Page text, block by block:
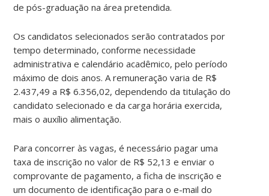
de pós-graduação na área pretendida.
Os candidatos selecionados serão contratados por
tempo determinado, conforme necessidade
administrativa e calendário acadêmico, pelo período
máximo de dois anos. A remuneração varia de R$
2.437,49 a R$ 6.356,02, dependendo da titulação do
candidato selecionado e da carga horária exercida,
mais o auxílio alimentação.
Para concorrer às vagas, é necessário pagar uma
taxa de inscrição no valor de R$ 52,13 e enviar o
comprovante de pagamento, a ficha de inscrição e
um documento de identificação para o e-mail do